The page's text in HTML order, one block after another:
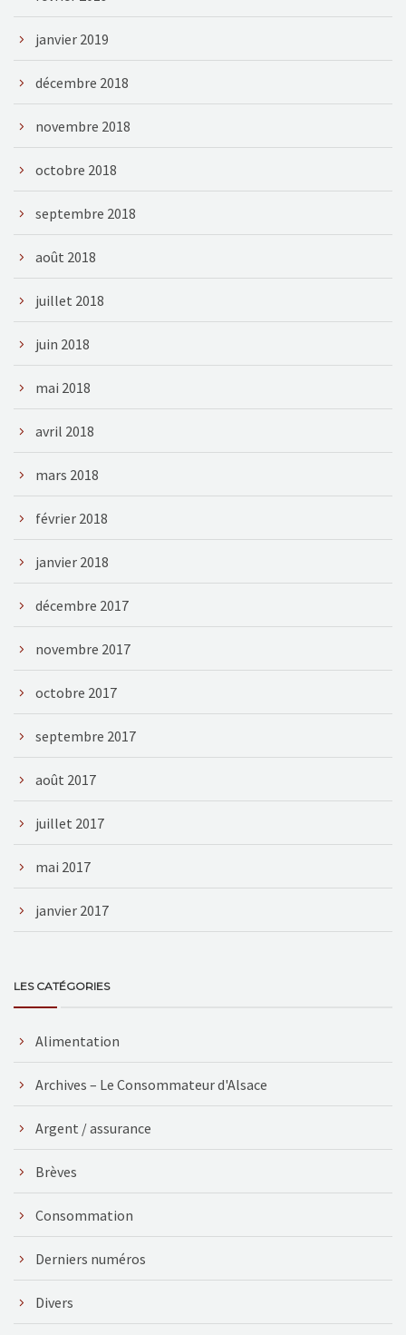
janvier 2019
décembre 2018
novembre 2018
octobre 2018
septembre 2018
août 2018
juillet 2018
juin 2018
mai 2018
avril 2018
mars 2018
février 2018
janvier 2018
décembre 2017
novembre 2017
octobre 2017
septembre 2017
août 2017
juillet 2017
mai 2017
janvier 2017
LES CATÉGORIES
Alimentation
Archives – Le Consommateur d'Alsace
Argent / assurance
Brèves
Consommation
Derniers numéros
Divers